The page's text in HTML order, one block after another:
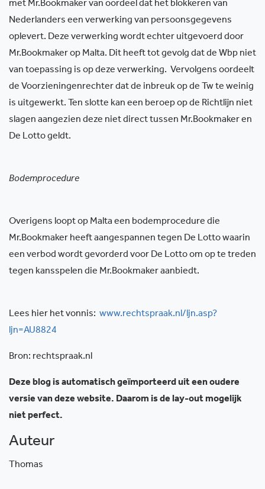
met Mr.Bookmaker van oordeel dat het blokkeren van
Nederlanders een verwerking van persoonsgegevens
oplevert. Deze verwerking wordt echter uitgevoerd door
Mr.Bookmaker op Malta. Dit heeft tot gevolg dat de Wbp niet
van toepassing is op deze verwerking. Vervolgens oordeelt
de Voorzieningenrechter dat de inbreuk op de Tw te weinig
is uitgewerkt. Ten slotte kan een beroep op de Richtlijn niet
slagen aangezien deze niet direct tussen Mr.Bookmaker en
De Lotto geldt.
Bodemprocedure
Overigens loopt op Malta een bodemprocedure die
Mr.Bookmaker heeft aangespannen tegen De Lotto waarin
een verbod wordt gevorderd voor De Lotto om op te treden
tegen kansspelen die Mr.Bookmaker aanbiedt.
Lees hier het vonnis: www.rechtspraak.nl/ljn.asp?
ljn=AU8824
Bron: rechtspraak.nl
Deze blog is automatisch geïmporteerd uit een oudere
versie van deze website. Daarom is de lay-out mogelijk
niet perfect.
Auteur
Thomas